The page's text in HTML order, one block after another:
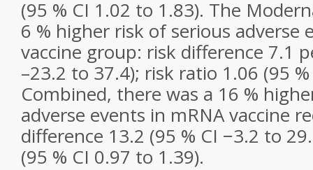
(95 % CI 1.02 to 1.83). The
6 % higher risk of serious adverse
vaccine group: risk difference 7.1
–23.2 to 37.4); risk ratio 1.06 (95
Combined, there was a 16 %
adverse events in mRNA vaccine
difference 13.2 (95 % CI −3.2 to
(95 % CI 0.97 to 1.39).